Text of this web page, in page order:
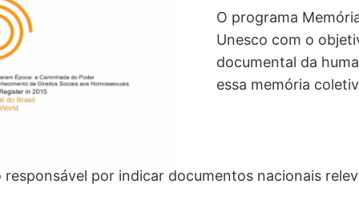
O programa
Unesco com o
documental da
essa memória
por indicar documentos nacionais